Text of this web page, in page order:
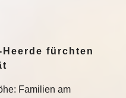
fürchten
Familien am